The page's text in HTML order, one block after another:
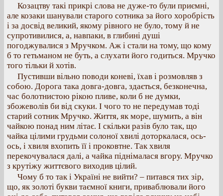
Козацтву такі прикрі слова не дуже-то були приємні,
але козаки шанували старого сотника за його хоробрість
і за досвід великий, якому рівного не було, тому й не
супротивилися, а, навпаки, в глибині душі
погоджувалися з Мручком. Аж і стали на тому, що кому
б то гетьманом не буть, а слухати його годиться. Мручко
того тільки й хотів.
Пустивши вільно поводи коневі, їхав і розмовляв з
собою. Дорога така довга-довга, здається, безконечна,
час болотнистою рікою пливе, коли б не думки,
збожеволів би від скуки. І чого то не передумав тоді
старий сотник Мручко. Життя, як море, шумить, а він
чайкою понад ним літає. І скільки разів було так, що
чайка цілими грудьми солоної хвилі доторкалася, ось-
ось, і хвиля вхопить її і проковтне. Так хвиля
перекочувалася далі, а чайка піднімалася вгору. Мручко
з крутіжу життєвого виходив цілий.
Чому б то так і Україні не вийти? – питався тих зір,
що, як золоті букви таємної книги, приваблювали його